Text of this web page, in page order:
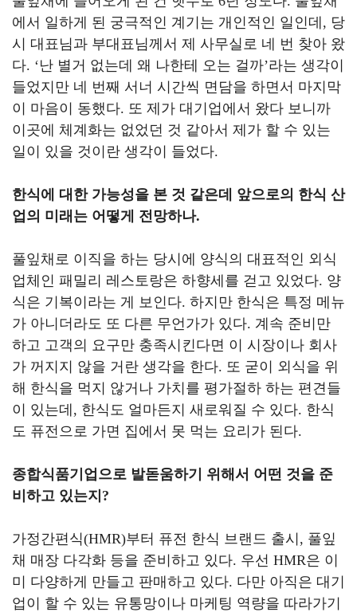
에서 일하게 된 궁극적인 계기는 개인적인 일인데 , 당
시 대표님과 부대표님께서 제 사무실로 네 번 찾아 왔
다. ‘난 별거 없는데 왜 나한테 오는 걸까’라는 생각이
들었지만 네 번째 서너 시간씩 면담을 하면서 마지막
이 마음이 동했다. 또 제가 대기업에서 왔다 보니까
이곳에 체계화는 없었던 것 같아서 제가 할 수 있는
일이 있을 것이란 생각이 들었다.
한식에 대한 가능성을 본 것 같은데 앞으로의 한식 산
업의 미래는 어떻게 전망하나.
풀잎채로 이직을 하는 당시에 양식의 대표적인 외식
업체인 패밀리 레스토랑은 하향세를 걷고 있었다. 양
식은 기복이라는 게 보인다. 하지만 한식은 특정 메뉴
가 아니더라도 또 다른 무언가가 있다. 계속 준비만
하고 고객의 요구만 충족시킨다면 이 시장이나 회사
가 꺼지지 않을 거란 생각을 한다. 또 굳이 외식을 위
해 한식을 먹지 않거나 가치를 평가절하 하는 편견들
이 있는데 , 한식도 얼마든지 새로워질 수 있다. 한식
도 퓨전으로 가면 집에서 못 먹는 요리가 된다.
종합식품기업으로 발돋움하기 위해서 어떤 것을 준
비하고 있는지 ?
가정간편식(HMR)부터 퓨전 한식 브랜드 출시 , 풀잎
채 매장 다각화 등을 준비하고 있다. 우선 HMR은 이
미 다양하게 만들고 판매하고 있다. 다만 아직은 대기
업이 할 수 있는 유통망이나 마케팅 역량을 따라가기